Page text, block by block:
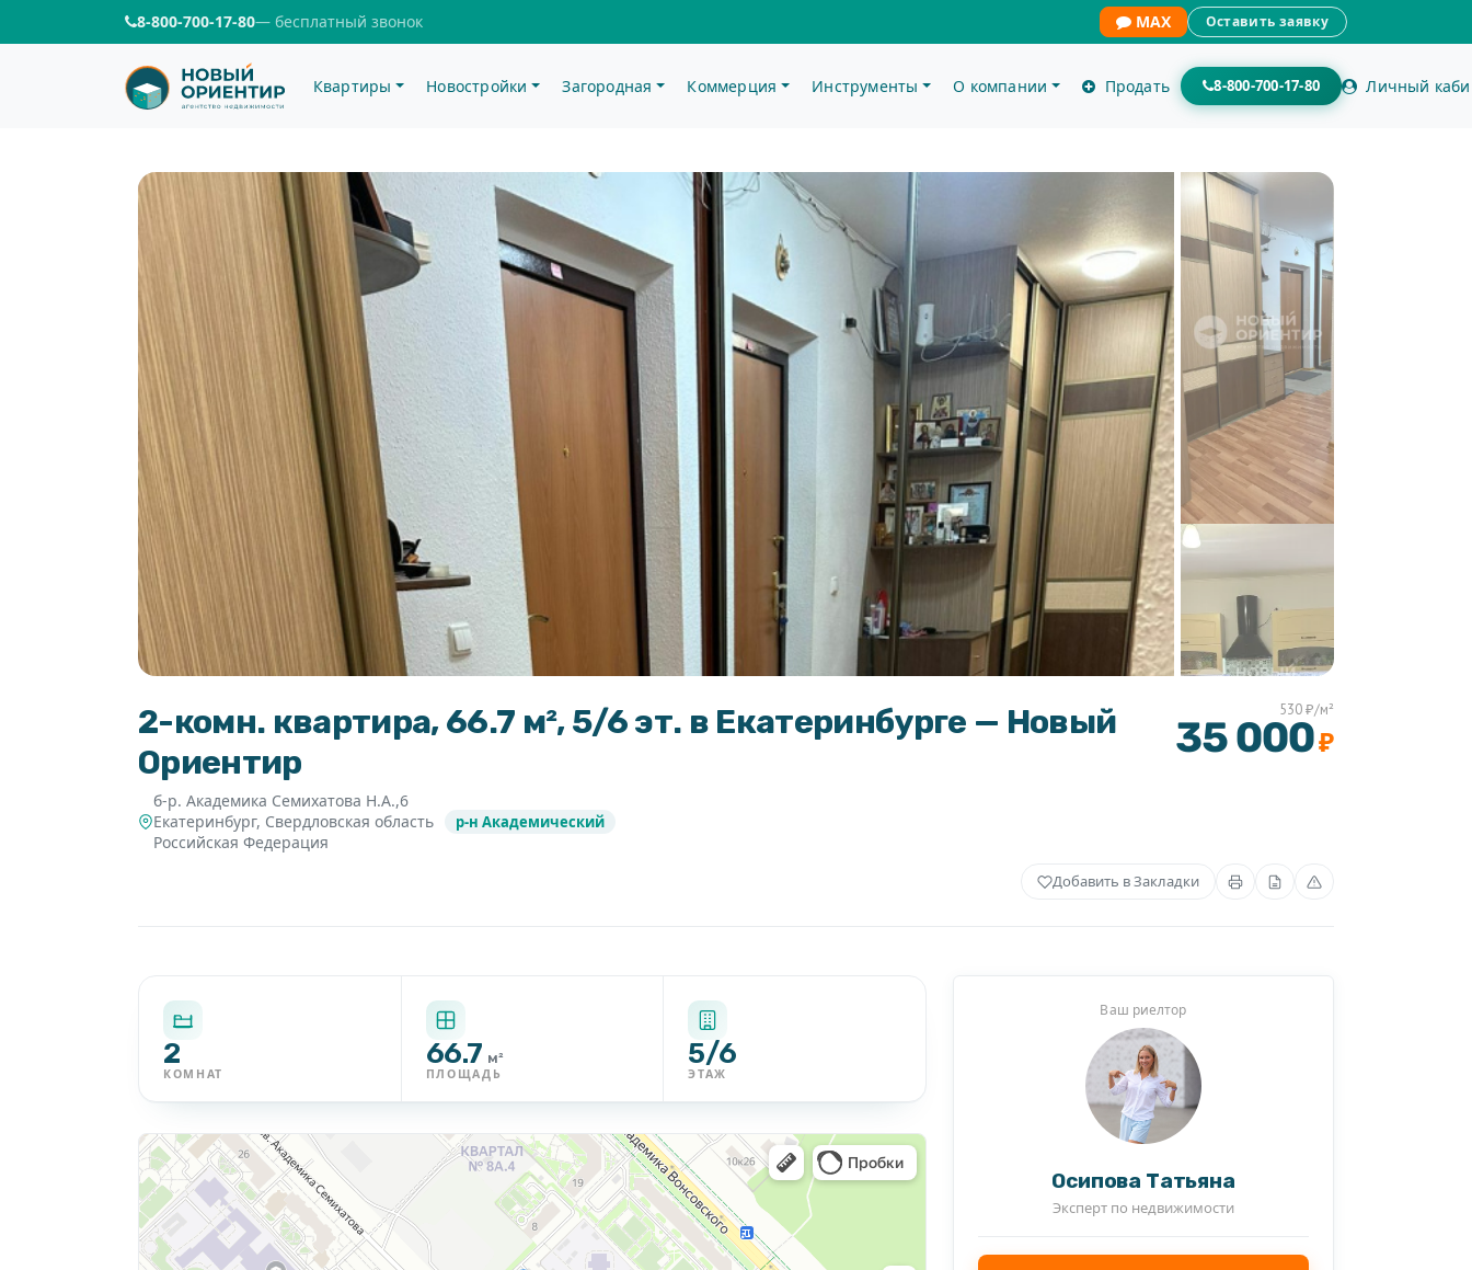
8-800-700-17-80— бесплатный звонок MAX Оставить заявку
Квартиры Новостройки Загородная Коммерция Инструменты О компании Продать 8-800-700-17-80 Личный
2-комн. квартира, 66.7 м², 5/6 эт. в Екатеринбурге — Новый
Ориентир
б-р. Академика Семихатова Н.А.,6
Екатеринбург, Свердловская область
Российская Федерация
р-н Академический
530 ₽/м²
35 000₽
Добавить в Закладки
2
КОМНАТ
66.7 м²
ПЛОЩАДЬ
5/6
ЭТАЖ
Ваш риелтор
Осипова Татьяна
Эксперт по недвижимости